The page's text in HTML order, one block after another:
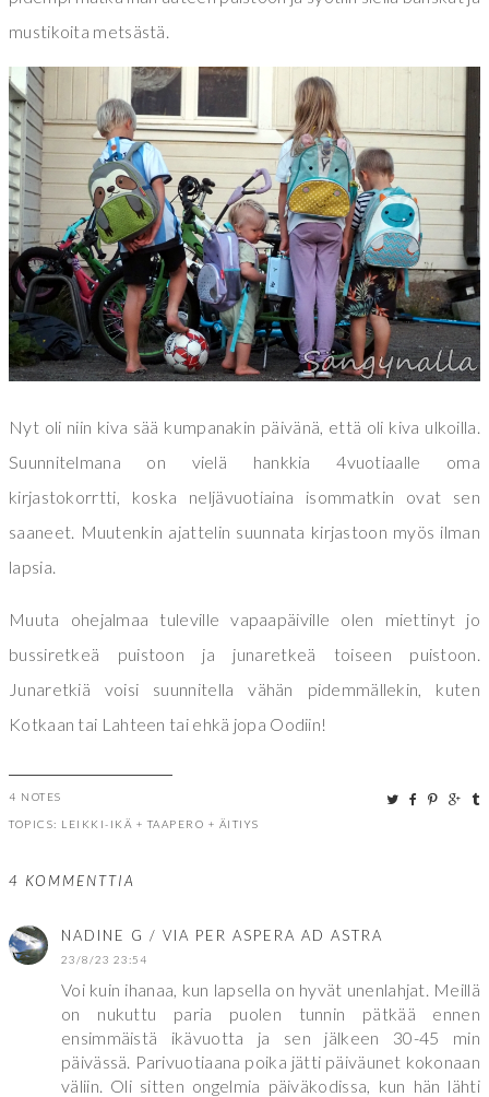
mustikoita metsästä.
Nyt oli niin kiva sää kumpanakin päivänä, että oli kiva ulkoilla.
Suunnitelmana on vielä hankkia 4vuotiaalle oma
kirjastokorrtti, koska neljävuotiaina isommatkin ovat sen
saaneet. Muutenkin ajattelin suunnata kirjastoon myös ilman
lapsia.
Muuta ohejalmaa tuleville vapaapäiville olen miettinyt jo
bussiretkeä puistoon ja junaretkeä toiseen puistoon.
Junaretkiä voisi suunnitella vähän pidemmällekin, kuten
Kotkaan tai Lahteen tai ehkä jopa Oodiin!
4 NOTES
TOPICS: LEIKKI-IKÄ + TAAPERO + ÄITIYS
4 KOMMENTTIA
NADINE G / VIA PER ASPERA AD ASTRA
23/8/23 23:54
Voi kuin ihanaa, kun lapsella on hyvät unenlahjat. Meillä
on nukuttu paria puolen tunnin pätkää ennen
ensimmäistä ikävuotta ja sen jälkeen 30-45 min
päivässä. Parivuotiaana poika jätti päiväunet kokonaan
väliin. Oli sitten ongelmia päiväkodissa, kun hän lähti